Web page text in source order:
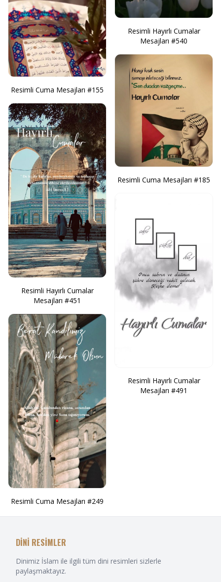
Resimli Cuma Mesajları #155
Resimli Hayırlı Cumalar
Mesajları #451
Resimli Cuma Mesajları #249
Resimli Hayırlı Cumalar
Mesajları #540
Resimli Cuma Mesajları #185
Resimli Hayırlı Cumalar
Mesajları #491
DİNİ RESİMLER
Dinimiz İslam ile ilgili tüm dini resimleri sizlerle
paylaşmaktayız.